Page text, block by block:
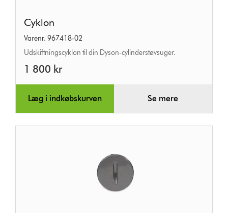
Cyklon
Varenr. 967418-02
Udskiftningscyklon til din Dyson-cylinderstøvsuger.
1 800 kr
Læg i indkøbskurven Se mere